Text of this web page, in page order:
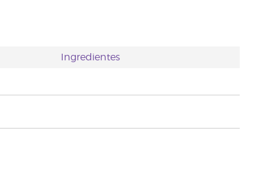
Ingredientes